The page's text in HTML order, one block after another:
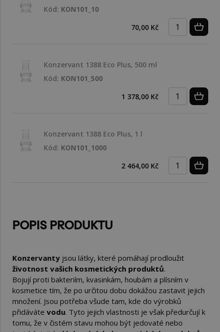
Kód: KON101_10
70,00 Kč
Konzervant 1388 Eco Plus, 500 ml
Kód: KON101_500
1 378,00 Kč
Konzervant 1388 Eco Plus, 1 l
Kód: KON101_1000
2 464,00 Kč
POPIS PRODUKTU
Konzervanty jsou látky, které pomáhají prodloužit
životnost vašich kosmetických produktů.
Bojují proti bakteriím, kvasinkám, houbám a plísním v
kosmetice tím, že po určitou dobu dokážou zastavit jejich
množení. Jsou potřeba všude tam, kde do výrobků
přidáváte vodu. Tyto jejich vlastnosti je však předurčují k
tomu, že v čistém stavu mohou být jedovaté nebo